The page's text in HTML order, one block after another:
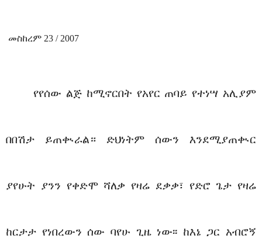
መስከረም 23 / 2007
የየሰው ልጅ ከሚኖርበት የአየር ጠባይ የተነሣ አሊያም
በበሽታ ይጠቊራል። ድህነትም ሰውን እንደሚያጠቊር
ያየሁት ያንን የቀድሞ ሻለቃ የዛሬ ደቃቃ፣ የድሮ ጌታ የዛሬ
ከርታታ የነበረውን ሰው ባየሁ ጊዜ ነው፡፡ ከእኔ ጋር አብሮኝ